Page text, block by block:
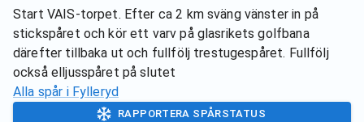
Start VAIS-torpet. Efter ca 2 km sväng vänster in på
stickspåret och kör ett varv på glasrikets golfbana
därefter tillbaka ut och fullfölj trestugespåret. Fullfölj
också elljusspåret på slutet
Alla spår i Fylleryd
RAPPORTERA SPÅRSTATUS